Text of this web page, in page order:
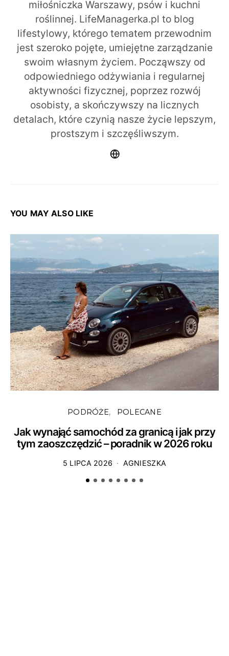
miłośniczka Warszawy, psów i kuchni
roślinnej. LifeManagerka.pl to blog
lifestylowy, którego tematem przewodnim
jest szeroko pojęte, umiejętne zarządzanie
swoim własnym życiem. Począwszy od
odpowiedniego odżywiania i regularnej
aktywności fizycznej, poprzez rozwój
osobisty, a skończywszy na licznych
detalach, które czynią nasze życie lepszym,
prostszym i szczęśliwszym.
YOU MAY ALSO LIKE
PODRÓŻE POLECANE
Jak wynająć samochód za granicą i jak przy
tym zaoszczędzić – poradnik w 2026 roku
5 LIPCA 2026 AGNIESZKA